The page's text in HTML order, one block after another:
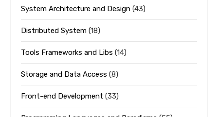
System Architecture and Design (43)
Distributed System (18)
Tools Frameworks and Libs (14)
Storage and Data Access (8)
Front-end Development (33)